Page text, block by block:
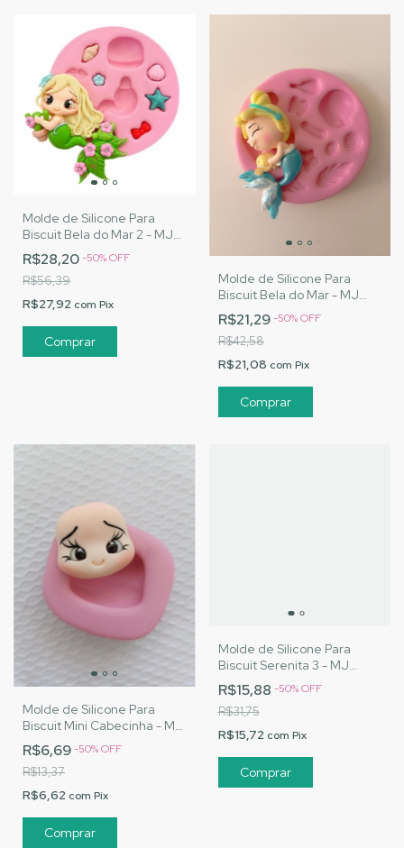
Molde de Silicone Para
Biscuit Bela do Mar 2 - MJ
Artesanatos |Cód. 3176
R$28,20-50%OFF
R$56,39
R$27,92 com Pix
Molde de Silicone Para
Biscuit Bela do Mar - MJ
Artesanatos |Cód. 3130
R$21,29-50%OFF
R$42,58
R$21,08 com Pix
Molde de Silicone Para
Biscuit Mini Cabecinha - MJ
Artesanatos |Cód. 3135
R$6,69-50%OFF
R$13,37
R$6,62 com Pix
Molde de Silicone Para
Biscuit Serenita 3 - MJ
Artesanatos |Cód. 3137
R$15,88 -50%OFF
R$31,75
R$15,72 com Pix